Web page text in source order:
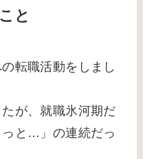
と
転職活動をしまし
が、就職氷河期だ
っと…」の連続だっ